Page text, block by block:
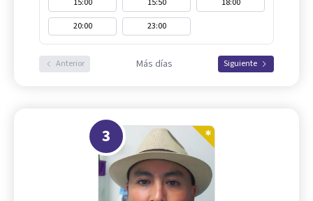
15:00 15:50
18:00
20:00
23:00
Anterior Más días Siguiente
3